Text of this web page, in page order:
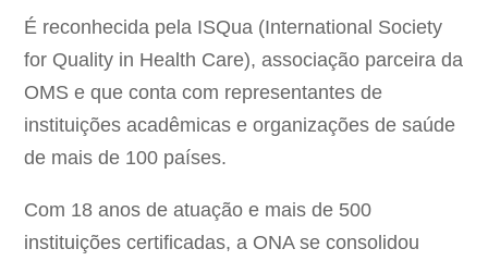
É reconhecida pela ISQua (International Society
for Quality in Health Care), associação parceira da
OMS e que conta com representantes de
instituições acadêmicas e organizações de saúde
de mais de 100 países.
Com 18 anos de atuação e mais de 500
instituições certificadas, a ONA se consolidou